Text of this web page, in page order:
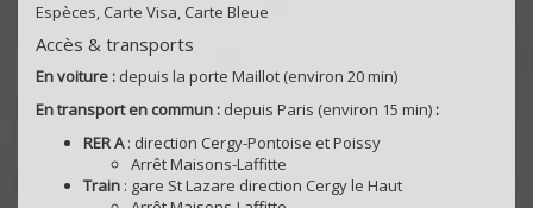
Espèces, Carte Visa, Carte Bleue
Accès & transports
En voiture : depuis la porte Maillot (environ 20 min)
En transport en commun : depuis Paris (environ 15 min) :
RER A: direction Cergy-Pontoise et Poissy
Arrêt Maisons-Laffitte
Train : gare St Lazare direction Cergy le Haut